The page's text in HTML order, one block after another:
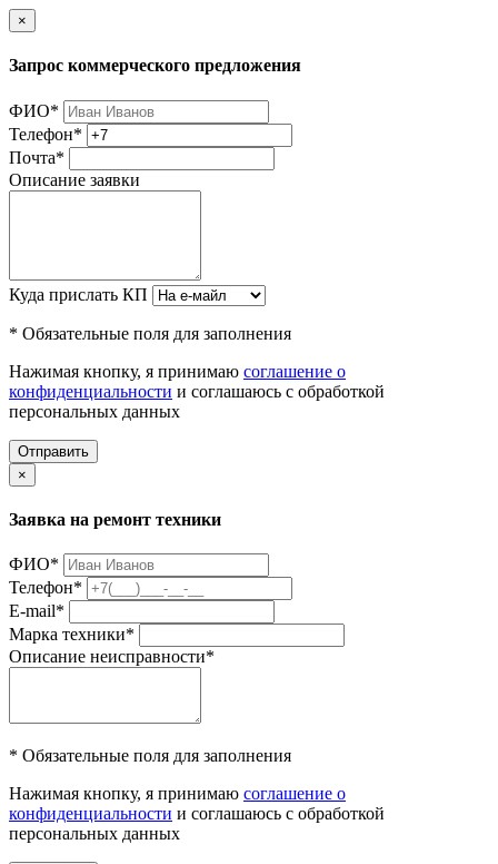
×
Запрос коммерческого предложения
ФИО*
Телефон*
Почта*
Описание заявки
Куда прислать КП
* Обязательные поля для заполнения
Нажимая кнопку, я принимаю соглашение о
конфиденциальности и соглашаюсь с обработкой
персональных данных
Отправить
×
Заявка на ремонт техники
ФИО*
Телефон*
E-mail*
Марка техники*
Описание неисправности*
* Обязательные поля для заполнения
Нажимая кнопку, я принимаю соглашение о
конфиденциальности и соглашаюсь с обработкой
персональных данных